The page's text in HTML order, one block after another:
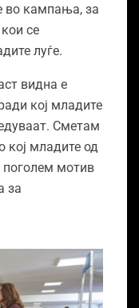
во кампања, за
се
луѓе.
видна е
кој младите
Сметам
кој младите од
поголем мотив
за